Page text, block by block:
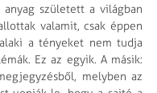
született a világban
valamit, csak éppen
a tényeket nem tudja
Ez az egyik. A másik:
melyben az